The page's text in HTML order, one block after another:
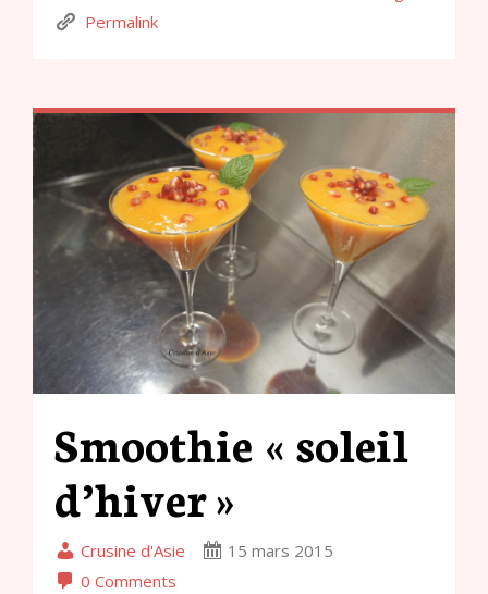
Permalink
Smoothie « soleil
d’hiver »
Crusine d'Asie
15 mars 2015
0 Comments